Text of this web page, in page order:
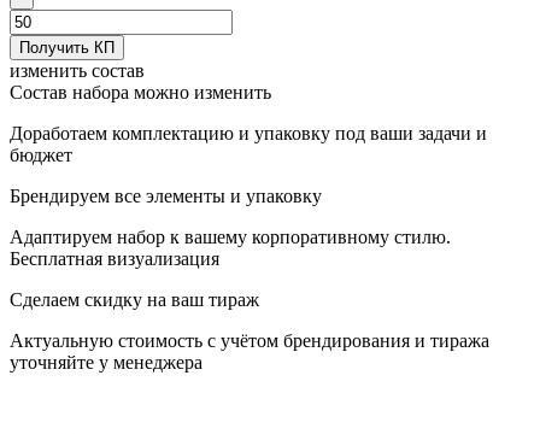
Получить КП
изменить состав
Состав набора можно изменить
Доработаем комплектацию и упаковку под ваши задачи и
бюджет
Брендируем все элементы и упаковку
Адаптируем набор к вашему корпоративному стилю.
Бесплатная визуализация
Сделаем скидку на ваш тираж
Актуальную стоимость с учётом брендирования и тиража
уточняйте у менеджера